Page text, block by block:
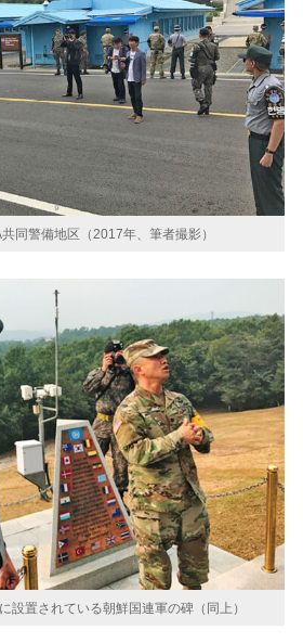
同警備地区（2017年、筆者撮影）
設置されている朝鮮国連軍の碑（同上）